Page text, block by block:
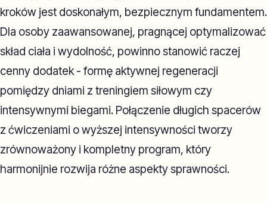
kroków jest doskonałym, bezpiecznym fundamentem.
Dla osoby zaawansowanej, pragnącej optymalizować
skład ciała i wydolność, powinno stanowić raczej
cenny dodatek - formę aktywnej regeneracji
pomiędzy dniami z treningiem siłowym czy
intensywnymi biegami. Połączenie długich spacerów
z ćwiczeniami o wyższej intensywności tworzy
zrównoważony i kompletny program, który
harmonijnie rozwija różne aspekty sprawności.